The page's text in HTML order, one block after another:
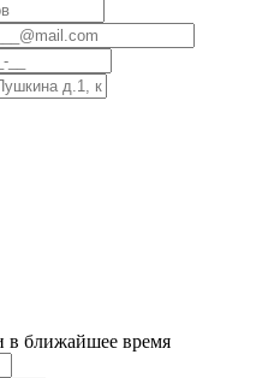
в ближайшее время